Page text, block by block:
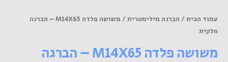
M14X65
הברגה
עמוד הבית/ הברגה מילימטרית
/ משושה פלדה M14X65 – הברגה
חלקית
משושה פלדה M14X65 – הברגה